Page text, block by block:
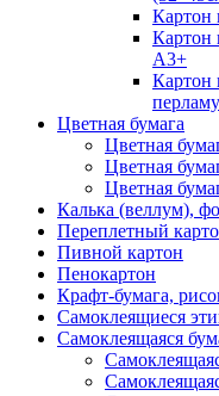
Картон
Картон
А3+
Картон
Цветная бумага
Цветная
Цветная
Цветная
Калька (веллум),
Переплетный
Пивной картон
Пенокартон
Крафт-бумага,
Самоклеящиеся
Самоклеящаяся